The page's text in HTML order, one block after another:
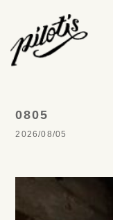
0805
2026/08/05